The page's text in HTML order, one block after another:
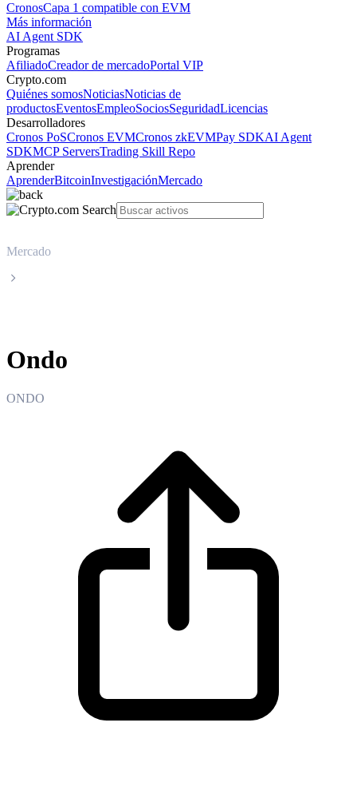
CronosCapa 1 compatible con EVM
Más información
AI Agent SDK
Programas
AfiliadoCreador de mercadoPortal VIP
Crypto.com
Quiénes somosNoticiasNoticias de
productosEventosEmpleoSociosSeguridadLicencias
Desarrolladores
Cronos PoSCronos EVMCronos zkEVMPay SDKAI Agent
SDKMCP ServersTrading Skill Repo
Aprender
AprenderBitcoinInvestigaciónMercado
Mercado
Ondo
ONDO